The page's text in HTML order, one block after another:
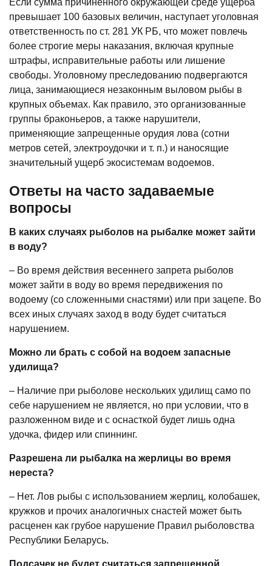
превышает 100 базовых величин, наступает уголовная
ответственность по ст. 281 УК РБ, что может повлечь
более строгие меры наказания, включая крупные
штрафы, исправительные работы или лишение
свободы. Уголовному преследованию подвергаются
лица, занимающиеся незаконным выловом рыбы в
крупных объемах. Как правило, это организованные
группы браконьеров, а также нарушители,
применяющие запрещенные орудия лова (сотни
метров сетей, электроудочки и т. п.) и наносящие
значительный ущерб экосистемам водоемов.
Ответы на часто задаваемые
вопросы
В каких случаях рыболов на рыбалке может зайти
в воду?
– Во время действия весеннего запрета рыболов
может зайти в воду во время передвижения по
водоему (со сложенными снастями) или при зацепе. Во
всех иных случаях заход в воду будет считаться
нарушением.
Можно ли брать с собой на водоем запасные
удилища?
– Наличие при рыболове нескольких удилищ само по
себе нарушением не является, но при условии, что в
разложенном виде и с оснасткой будет лишь одна
удочка, фидер или спиннинг.
Разрешена ли рыбалка на жерлицы во время
нереста?
– Нет. Лов рыбы с использованием жерлиц, колобашек,
кружков и прочих аналогичных снастей может быть
расценен как грубое нарушение Правил рыболовства
Республики Беларусь.
Подсачек не будет считаться запрещенной